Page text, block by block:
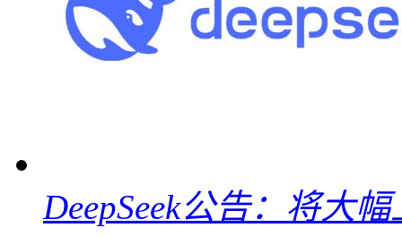
DeepSeek公告：将大